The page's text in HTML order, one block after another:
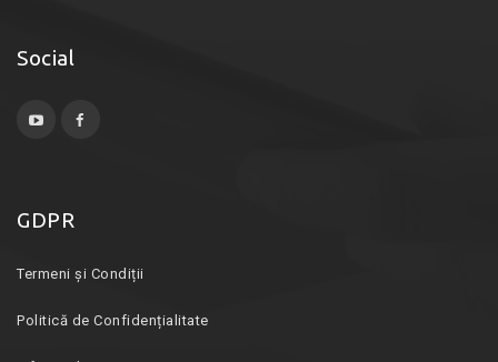
Social
GDPR
Termeni și Condiții
Politică de Confidențialitate